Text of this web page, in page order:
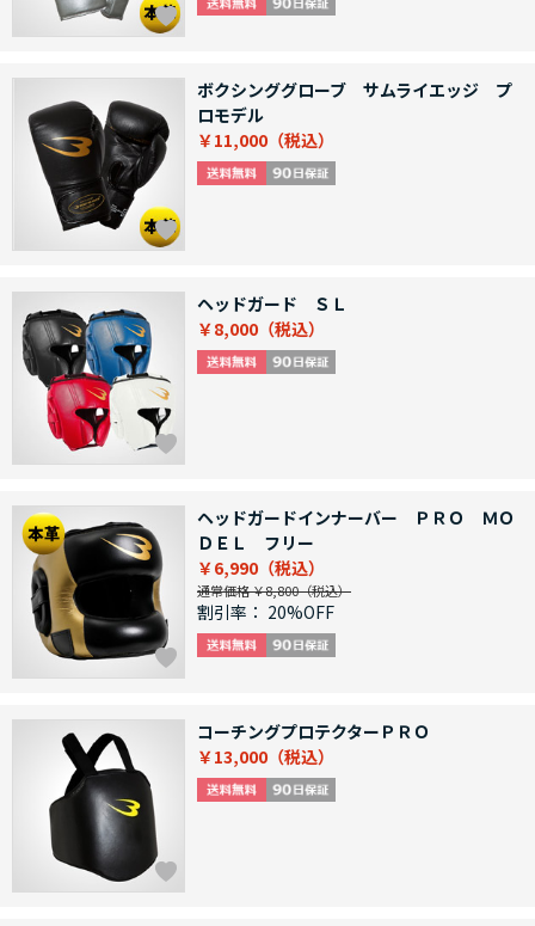
ボクシンググローブ サムライエッジ プ
ロモデル
￥11,000
ヘッドガード ＳＬ
￥8,000
ヘッドガードインナーバー ＰＲＯ ＭＯ
ＤＥＬ フリー
￥6,990
通常価格 ￥8,800
割引率： 20%OFF
コーチングプロテクターＰＲＯ
￥13,000